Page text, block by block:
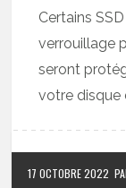
Certains
verrouillage
seront
votre disque
17 OCTOBRE 2022